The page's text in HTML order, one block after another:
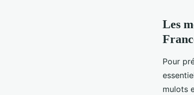
Les
Pour
mulots